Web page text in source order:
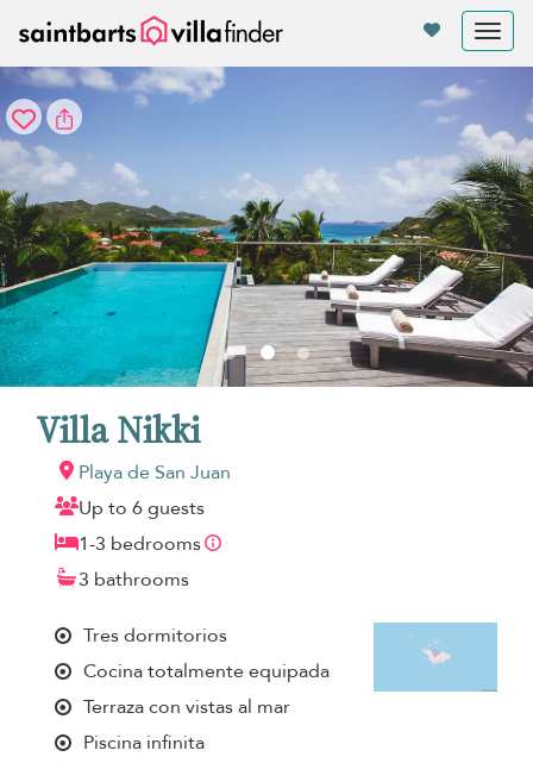
Villa Nikki
Playa de San Juan
Up to 6 guests
1-3 bedrooms
3 bathrooms
Tres dormitorios
Cocina totalmente equipada
Terraza con vistas al mar
Piscina infinita
Panel de gestión de cookies